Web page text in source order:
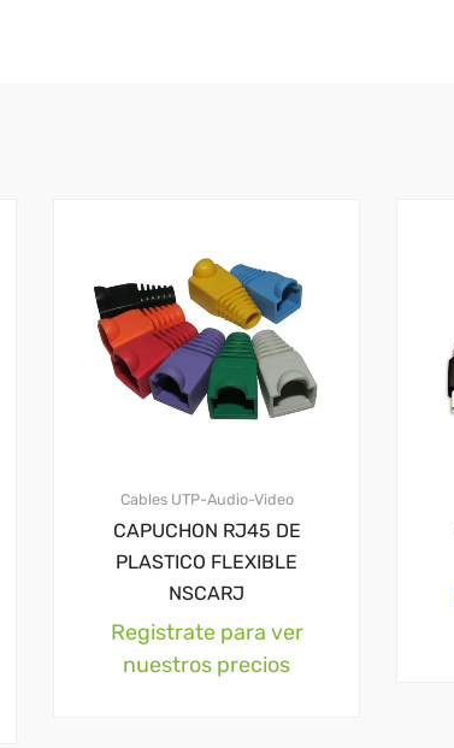
Cables UTP-Audio-Video
CAPUCHON RJ45 DE
PLASTICO FLEXIBLE
NSCARJ
Registrate para ver
nuestros precios